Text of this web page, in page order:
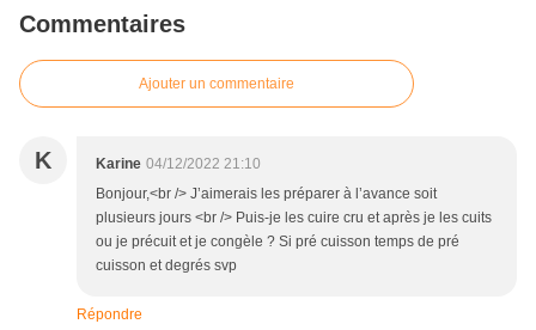
Commentaires
Ajouter un commentaire
K Karine 04/12/2022 21:10
Bonjour,<br /> J’aimerais les préparer à l’avance soit
plusieurs jours <br /> Puis-je les cuire cru et après je les cuits
ou je précuit et je congèle ? Si pré cuisson temps de pré
cuisson et degrés svp
Répondre